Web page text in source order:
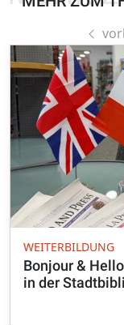
WEITERBILDUNG
Bonjour &
in der